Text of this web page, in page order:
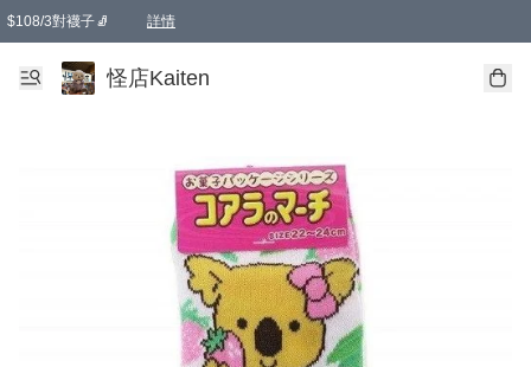
$108/3對襪子🧦 詳情
卡通傘☂️2把8折
購物滿 HKD 650.00即享免運費優惠！（適用於 本地送貨、本地取貨 )
怪店Kaiten